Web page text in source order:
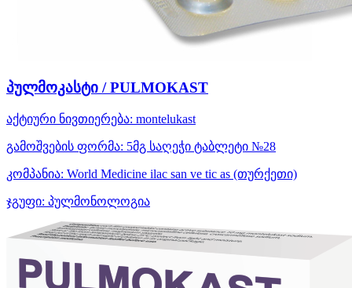
პულმოკასტი / PULMOKAST
აქტიური ნივთიერება: montelukast
გამოშვების ფორმა: 5მგ საღეჭი ტაბლეტი №28
კომპანია: World Medicine ilac san ve tic as (თურქეთი)
ჯგუფი: პულმონოლოგია